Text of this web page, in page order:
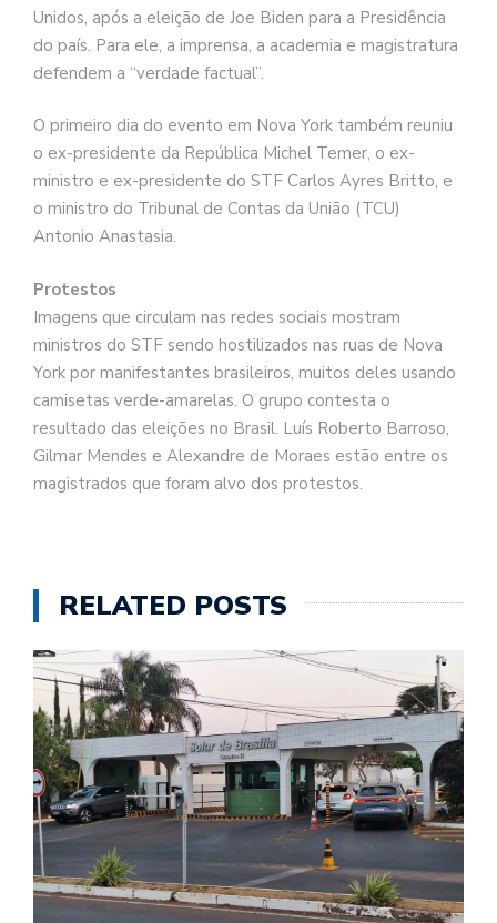
Unidos, após a eleição de Joe Biden para a Presidência
do país. Para ele, a imprensa, a academia e magistratura
defendem a “verdade factual”.
O primeiro dia do evento em Nova York também reuniu
o ex-presidente da República Michel Temer, o ex-
ministro e ex-presidente do STF Carlos Ayres Britto, e
o ministro do Tribunal de Contas da União (TCU)
Antonio Anastasia.
Protestos
Imagens que circulam nas redes sociais mostram
ministros do STF sendo hostilizados nas ruas de Nova
York por manifestantes brasileiros, muitos deles usando
camisetas verde-amarelas. O grupo contesta o
resultado das eleições no Brasil. Luís Roberto Barroso,
Gilmar Mendes e Alexandre de Moraes estão entre os
magistrados que foram alvo dos protestos.
RELATED POSTS